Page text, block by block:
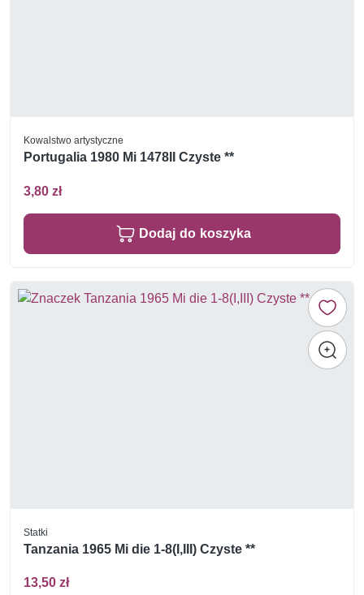
Kowalstwo artystyczne
Portugalia 1980 Mi 1478II Czyste **
3,80 zł
Dodaj do koszyka
Statki
Tanzania 1965 Mi die 1-8(I,III) Czyste **
13,50 zł